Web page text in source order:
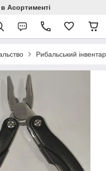
Асортименті
Рибальський інвентар